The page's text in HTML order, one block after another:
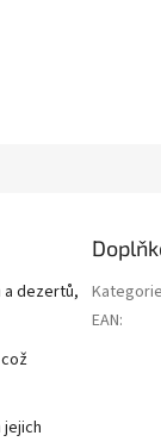
a dezertů,
Kategorie
EAN: